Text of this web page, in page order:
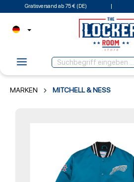
Gratisversand ab 75 € (DE)
MARKEN MITCHELL & NESS